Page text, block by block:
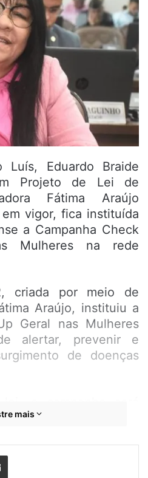
Eduardo Braide
Projeto de Lei de
Fátima Araújo
vigor, fica instituída
a Campanha Check
Mulheres na rede
criada por meio de
Araújo, instituiu a
Geral nas Mulheres
alertar, prevenir e
de doenças
e promoverá
sobre os cuidados
de oferecer
mais